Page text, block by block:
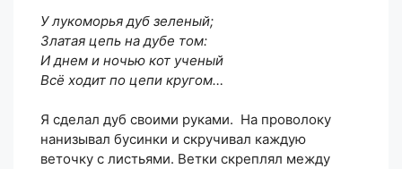
У лукоморья дуб зеленый;
Златая цепь на дубе том:
И днем и ночью кот ученый
Всё ходит по цепи кругом…
Я сделал дуб своими руками. На проволоку
нанизывал бусинки и скручивал каждую
веточку с листьями. Ветки скреплял между